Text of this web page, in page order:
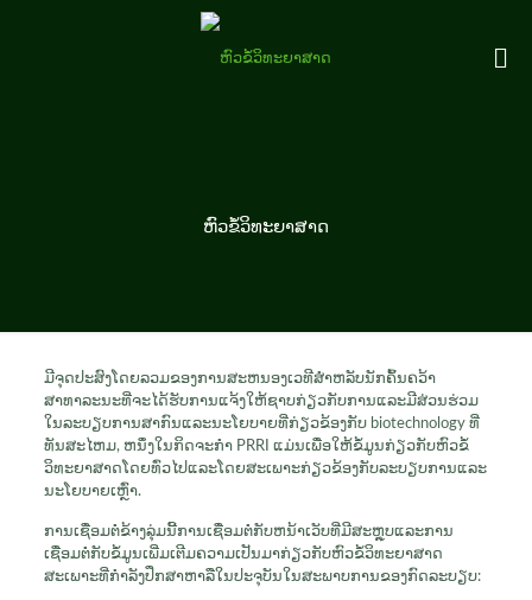
ຫົວ​ຂໍ້​ວິ​ທະ​ຍາ​ສາດ
ມີຈຸດປະສົງໂດຍລ​​ວມຂອງການສະຫນອງເວທີສໍາຫລັບນັກຄົ້ນຄວ້າ
ສາທາລະນະທີ່ຈະໄດ້ຮັບການແຈ້ງໃຫ້ຊາບກ່ຽວກັບການແລະມີສ່ວນຮ່ວມ
ໃນລະບຽບການສາກົນແລະນະໂຍບາຍທີ່ກ່ຽວຂ້ອງກັບ biotechnology ທີ່
ທັນສະໄຫມ, ຫນຶ່ງໃນກິດຈະກໍາ PRRI ແມ່ນເພື່ອໃຫ້ຂໍ້ມູນກ່ຽວກັບຫົວຂໍ້
ວິທະຍາສາດໂດຍທົ່ວໄປແລະໂດຍສະເພາະກ່ຽວຂ້ອງກັບລະບຽບການແລະ
ນະໂຍບາຍເຫຼົ່າ.
ການເຊື່ອມຕໍ່ຂ້າງລຸ່ມນີ້ການເຊື່ອມຕໍ່ກັບຫນ້າເວັບທີ່ມີສະຫຼຸບແລະການ
ເຊື່ອມຕໍ່ກັບຂໍ້ມູນເພີ່ມເຕີມຄວາມເປັນມາກ່ຽວກັບຫົວຂໍ້ວິທະຍາສາດ
ສະເພາະທີ່ກໍາລັງປຶກສາຫາລືໃນປະຈຸບັນໃນສະພາບການຂອງກົດລະບຽບ: